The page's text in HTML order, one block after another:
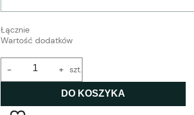
Łącznie
Wartość dodatków
+
- szt.
DO KOSZYKA